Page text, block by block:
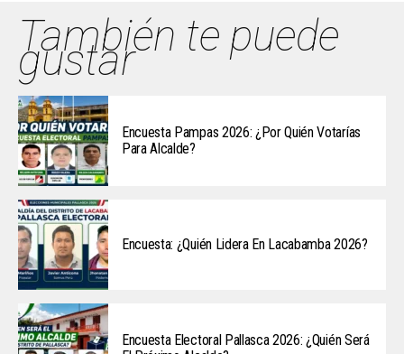
También te puede
gustar
Encuesta Pampas 2026: ¿Por Quién Votarías
Para Alcalde?
Encuesta: ¿Quién Lidera En Lacabamba 2026?
Encuesta Electoral Pallasca 2026: ¿Quién Será